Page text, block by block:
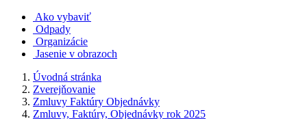
Ako vybaviť
Odpady
Organizácie
Jasenie v obrazoch
Úvodná stránka
Zverejňovanie
Zmluvy Faktúry Objednávky
Zmluvy, Faktúry, Objednávky rok 2025